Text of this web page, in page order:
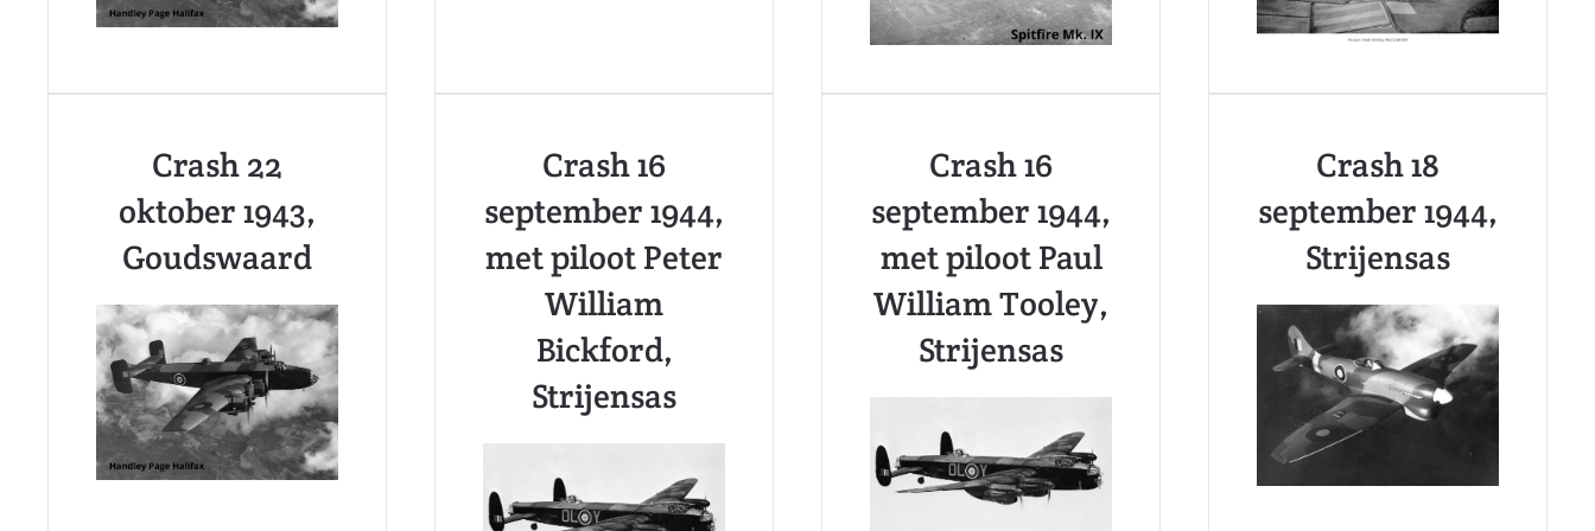
Crash 22
oktober 1943,
Goudswaard
Crash 16
september 1944,
met piloot Peter
William
Bickford,
Strijensas
Crash 16
september 1944,
met piloot Paul
William Tooley,
Strijensas
Crash 18
september 1944,
Strijensas